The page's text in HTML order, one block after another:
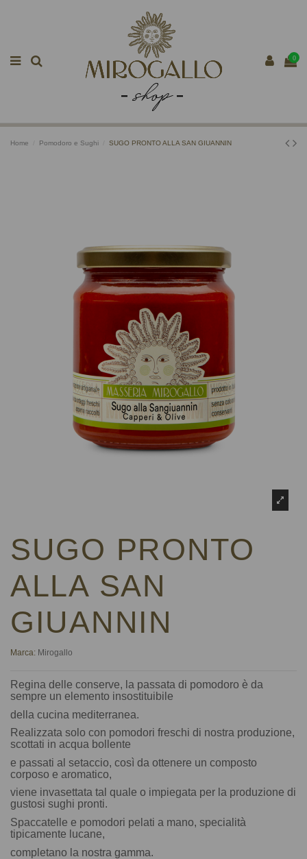
0
Home Pomodoro e Sughi SUGO PRONTO ALLA SAN GIUANNIN
SUGO PRONTO
ALLA SAN
GIUANNIN
Marca: Mirogallo
Regina delle conserve, la passata di pomodoro è da
sempre un elemento insostituibile
della cucina mediterranea.
Realizzata solo con pomodori freschi di nostra produzione,
scottati in acqua bollente
e passati al setaccio, così da ottenere un composto
corposo e aromatico,
viene invasettata tal quale o impiegata per la produzione di
gustosi sughi pronti.
Spaccatelle e pomodori pelati a mano, specialità
tipicamente lucane,
completano la nostra gamma.